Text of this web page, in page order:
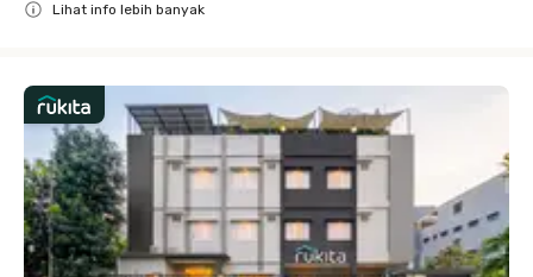
Lihat info lebih banyak